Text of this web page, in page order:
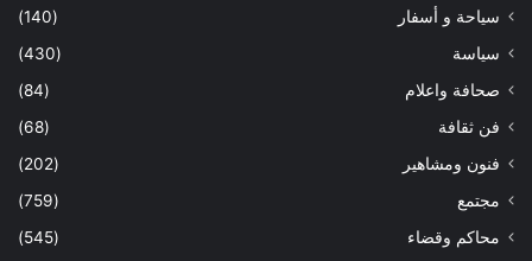
سياحة و أسفار
(140)
سياسة
(430)
صحافة واعلام
(84)
فن ثقافة
(68)
فنون ومشاهير
(202)
مجتمع
(759)
محاكم وقضاء
(545)